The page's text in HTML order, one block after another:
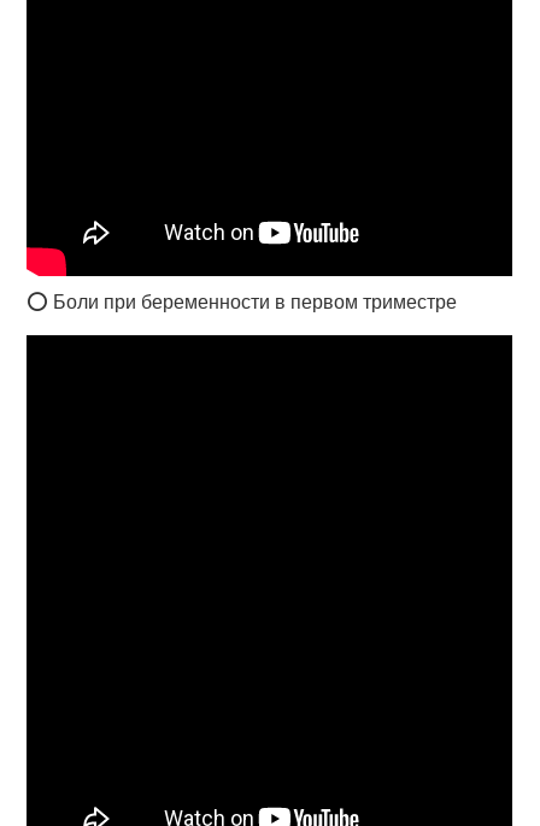
⭕ Боли при беременности в первом триместре